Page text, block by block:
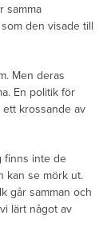
samma
den visade till
Men deras
En politik för
krossande av
finns inte de
kan se mörk ut.
går samman och
lärt något av